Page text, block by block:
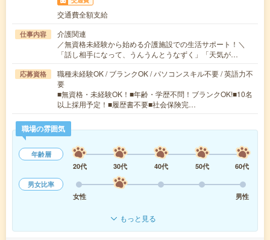
交通費全額支給
仕事内容
介護関連
／無資格未経験から始める介護施設での生活サポート！＼
「話し相手になって、うんうんとうなずく」「天気が…
応募資格
職種未経験OK / ブランクOK / パソコンスキル不要 / 英語力不
要
■無資格・未経験OK！■年齢・学歴不問！ブランクOK!■10名
以上採用予定！■履歴書不要■社会保険完…
職場の雰囲気
年齢層
20代
30代 40代 50代
60代
男女比率
女性
男性
もっと見る